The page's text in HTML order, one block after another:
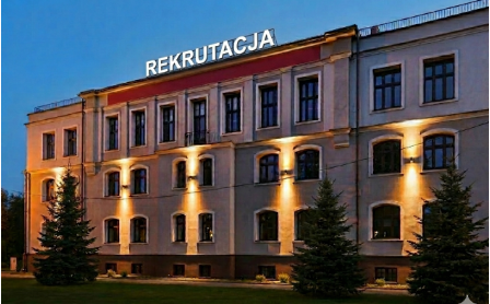
Adres email (wymagane)
Temat